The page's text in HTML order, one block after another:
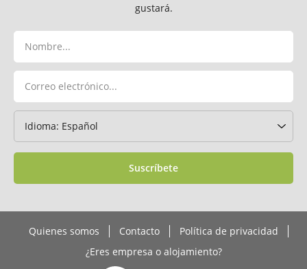
gustará.
Suscríbete
Quienes somos Contacto
Política de privacidad
¿Eres empresa o alojamiento?